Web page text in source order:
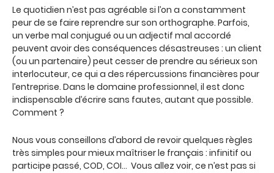
Le quotidien n’est pas agréable si l’on a constamment
peur de se faire reprendre sur son orthographe. Parfois,
un verbe mal conjugué ou un adjectif mal accordé
peuvent avoir des conséquences désastreuses : un client
(ou un partenaire) peut cesser de prendre au sérieux son
interlocuteur, ce qui a des répercussions financières pour
l’entreprise. Dans le domaine professionnel, il est donc
indispensable d’écrire sans fautes, autant que possible.
Comment ?
Nous vous conseillons d’abord de revoir quelques règles
très simples pour mieux maîtriser le français : infinitif ou
participe passé, COD, COI… Vous allez voir, ce n’est pas si